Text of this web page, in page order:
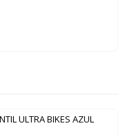
ULTRA BIKES AZUL